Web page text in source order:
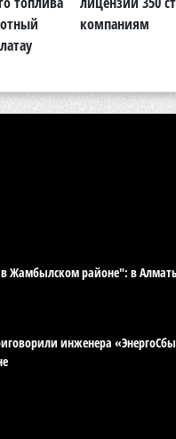
5
5
В
5
4
компаниям
в Жамбылском районе": в
инженера